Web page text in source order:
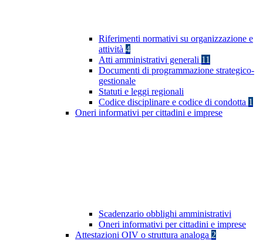
Riferimenti normativi su organizzazione e
attività 4
Atti amministrativi generali 11
Documenti di programmazione strategico-
gestionale
Statuti e leggi regionali
Codice disciplinare e codice di condotta 1
Oneri informativi per cittadini e imprese
Scadenzario obblighi amministrativi
Oneri informativi per cittadini e imprese
Attestazioni OIV o struttura analoga 2